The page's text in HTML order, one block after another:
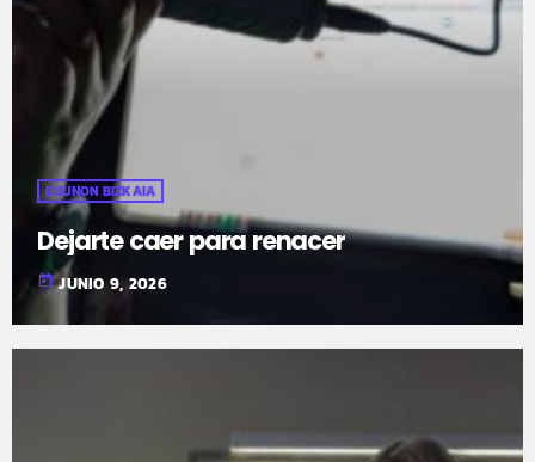
EGUNON BIZKAIA
Dejarte caer para renacer
today JUNIO 9, 2026